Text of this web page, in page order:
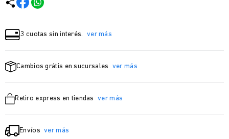
3 cuotas sin interés. ver más
Cambios grátis en sucursales ver más
Retiro express en tiendas ver más
Envíos ver más